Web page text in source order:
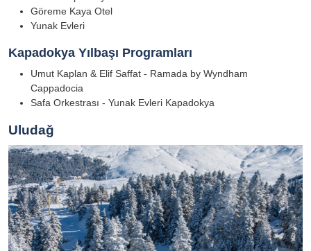
Göreme Kaya Otel
Yunak Evleri
Kapadokya Yılbaşı Programları
Umut Kaplan & Elif Saffat - Ramada by Wyndham
Cappadocia
Safa Orkestrası - Yunak Evleri Kapadokya
Uludağ